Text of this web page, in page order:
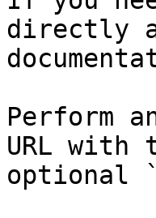
directly
Perform
URL with
optional